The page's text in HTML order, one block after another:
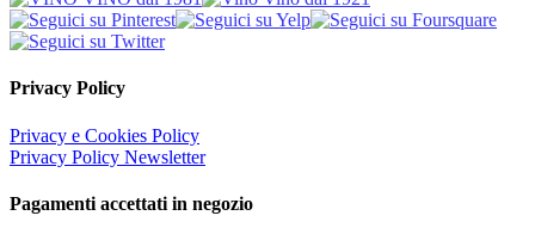
Privacy Policy
Privacy e Cookies Policy
Privacy Policy Newsletter
Pagamenti accettati in negozio